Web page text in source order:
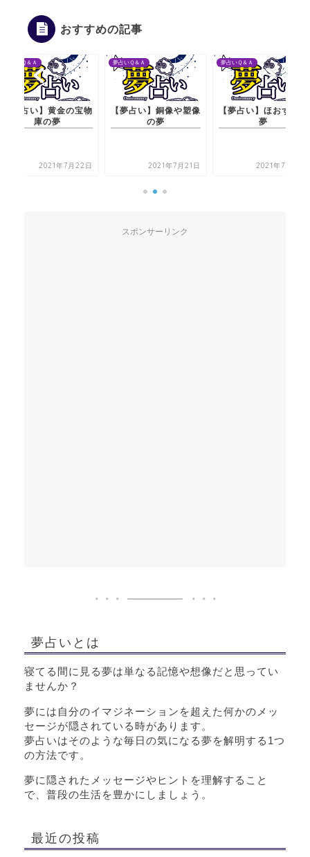
おすすめの記事
夢占いＱ＆Ａ
【夢占い】黄金の宝物
庫の夢
2021年7月22日
夢占いＱ＆Ａ
【夢占い】銅像や塑像
の夢
2021年7月21日
夢占いＱ＆Ａ
【夢占い】ほおずきの
夢
2021年7月21日
スポンサーリンク
夢占いとは
寝てる間に見る夢は単なる記憶や想像だと思ってい
ませんか？
夢には自分のイマジネーションを超えた何かのメッ
セージが隠されている時があります。
夢占いはそのような毎日の気になる夢を解明する1つ
の方法です。
夢に隠されたメッセージやヒントを理解すること
で、普段の生活を豊かにしましょう。
最近の投稿